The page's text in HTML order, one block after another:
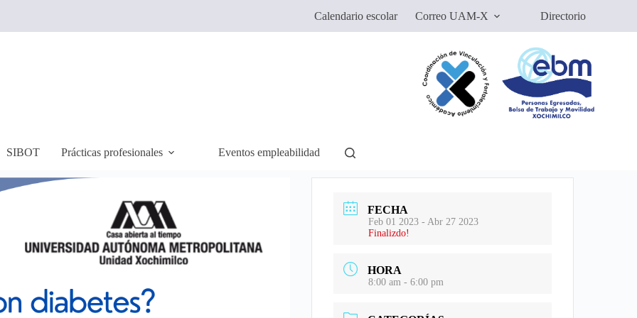
Calendario escolar Correo UAM-X Directorio
SIBOT Prácticas profesionales Eventos empleabilidad
FECHA
Feb 01 2023 - Abr 27 2023
Finalizdo!
HORA
8:00 am - 6:00 pm